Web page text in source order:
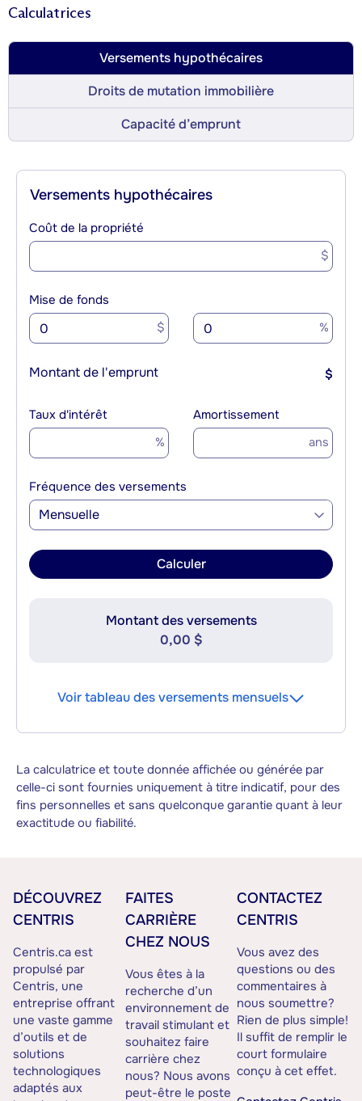
Calculatrices
Versements hypothécaires
Droits de mutation immobilière
Capacité d’emprunt
Versements hypothécaires
Coût de la propriété
$
Mise de fonds
$ %
Montant de l'emprunt $
Taux d'intérêt
%
Amortissement
ans
Fréquence des versements
Mensuelle
Calculer
Montant des versements
0,00 $
Voir tableau des versements mensuels
La calculatrice et toute donnée affichée ou générée par
celle-ci sont fournies uniquement à titre indicatif, pour des
fins personnelles et sans quelconque garantie quant à leur
exactitude ou fiabilité.
DÉCOUVREZ
CENTRIS
Centris.ca est
propulsé par
Centris, une
entreprise offrant
une vaste gamme
d’outils et de
solutions
technologiques
adaptés aux
FAITES
CARRIÈRE
CHEZ NOUS
Vous êtes à la
recherche d’un
environnement de
travail stimulant et
souhaitez faire
carrière chez
nous? Nous avons
peut-être le poste
CONTACTEZ
CENTRIS
Vous avez des
questions ou des
commentaires à
nous soumettre?
Rien de plus simple!
Il suffit de remplir le
court formulaire
conçu à cet effet.